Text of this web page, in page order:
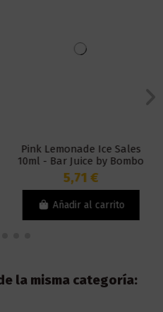
Pink Lemonade Ice Sales
10ml - Bar Juice by Bombo
5,71 €
Añadir al carrito
la misma categoría: